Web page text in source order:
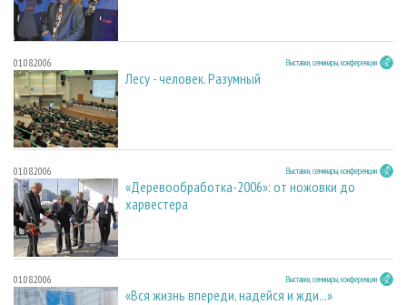
01.08.2006 Выставки, семинары, конференции
Лесу - человек. Разумный
01.08.2006 Выставки, семинары, конференции
«Деревообработка-2006»: от ножовки до
харвестера
01.08.2006 Выставки, семинары, конференции
«Вся жизнь впереди, надейся и жди...»